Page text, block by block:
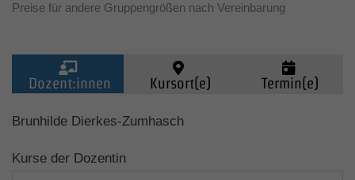
Preise für andere Gruppengrößen nach Vereinbarung
Dozent:innen Kursort(e) Termin(e)
Kinder (0-6)
Grundschulkinder
Brunhilde Dierkes-Zumhasch
Kurse der Dozentin